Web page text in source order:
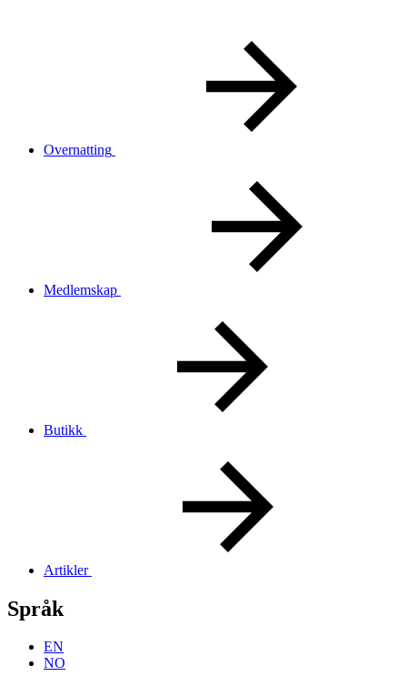
Overnatting
Medlemskap
Butikk
Artikler
Språk
EN
NO